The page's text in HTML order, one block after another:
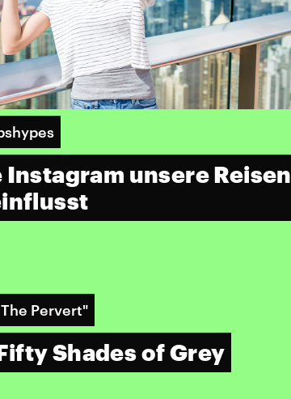
Instagram unsere Reisen
Pervert"
Shades of Grey